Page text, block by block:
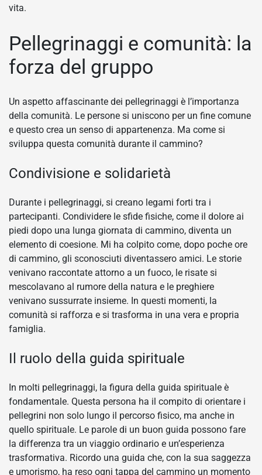
vita.
Pellegrinaggi e comunità: la
forza del gruppo
Un aspetto affascinante dei pellegrinaggi è l’importanza
della comunità. Le persone si uniscono per un fine comune
e questo crea un senso di appartenenza. Ma come si
sviluppa questa comunità durante il cammino?
Condivisione e solidarietà
Durante i pellegrinaggi, si creano legami forti tra i
partecipanti. Condividere le sfide fisiche, come il dolore ai
piedi dopo una lunga giornata di cammino, diventa un
elemento di coesione. Mi ha colpito come, dopo poche ore
di cammino, gli sconosciuti diventassero amici. Le storie
venivano raccontate attorno a un fuoco, le risate si
mescolavano al rumore della natura e le preghiere
venivano sussurrate insieme. In questi momenti, la
comunità si rafforza e si trasforma in una vera e propria
famiglia.
Il ruolo della guida spirituale
In molti pellegrinaggi, la figura della guida spirituale è
fondamentale. Questa persona ha il compito di orientare i
pellegrini non solo lungo il percorso fisico, ma anche in
quello spirituale. Le parole di un buon guida possono fare
la differenza tra un viaggio ordinario e un’esperienza
trasformativa. Ricordo una guida che, con la sua saggezza
e umorismo, ha reso ogni tappa del cammino un momento